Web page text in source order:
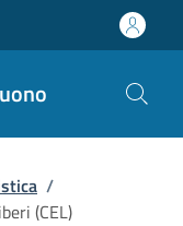
/
(CEL)